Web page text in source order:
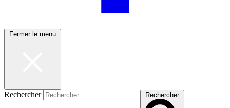
Fermer le menu
Rechercher Rechercher